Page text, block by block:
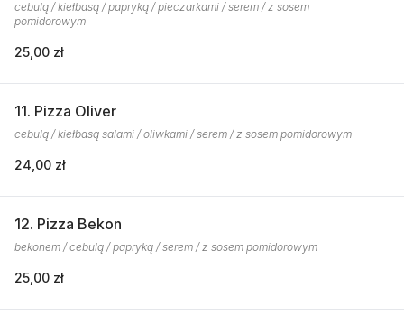
cebulą / kiełbasą / papryką / pieczarkami / serem / z sosem
pomidorowym
25,00 zł
11. Pizza Oliver
cebulą / kiełbasą salami / oliwkami / serem / z sosem pomidorowym
24,00 zł
12. Pizza Bekon
bekonem / cebulą / papryką / serem / z sosem pomidorowym
25,00 zł